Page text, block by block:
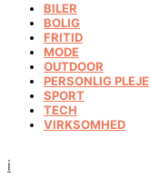
BILER
BOLIG
FRITID
MODE
OUTDOOR
PERSONLIG PLEJE
SPORT
TECH
VIRKSOMHED
i